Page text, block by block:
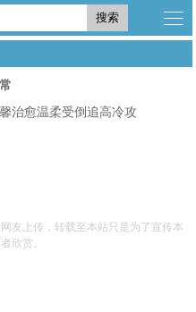
搜索
治愈温柔受倒追高冷攻
友上传，转载至本站只是为了宣传本
欣赏。